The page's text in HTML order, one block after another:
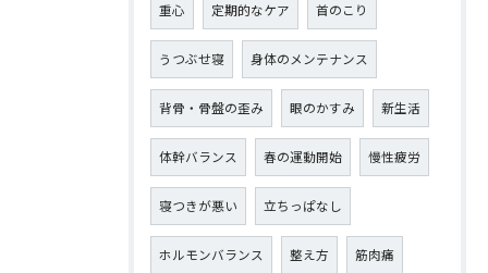
重心 定期的なケア 首のこり
うつぶせ寝 身体のメンテナンス
背骨・骨盤の歪み 眼のかすみ 新生活
体幹バランス 春の運動開始 慢性疲労
寝つきが悪い 立ちっぱなし
ホルモンバランス 整え方 筋肉痛